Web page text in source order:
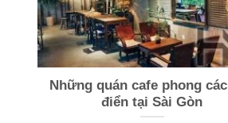
Những quán cafe phong
điển tại Sài Gòn